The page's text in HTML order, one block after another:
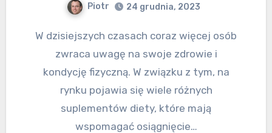
Piotr 24 grudnia, 2023
W dzisiejszych czasach coraz więcej osób
zwraca uwagę na swoje zdrowie i
kondycję fizyczną. W związku z tym, na
rynku pojawia się wiele różnych
suplementów diety, które mają
wspomagać osiągnięcie…